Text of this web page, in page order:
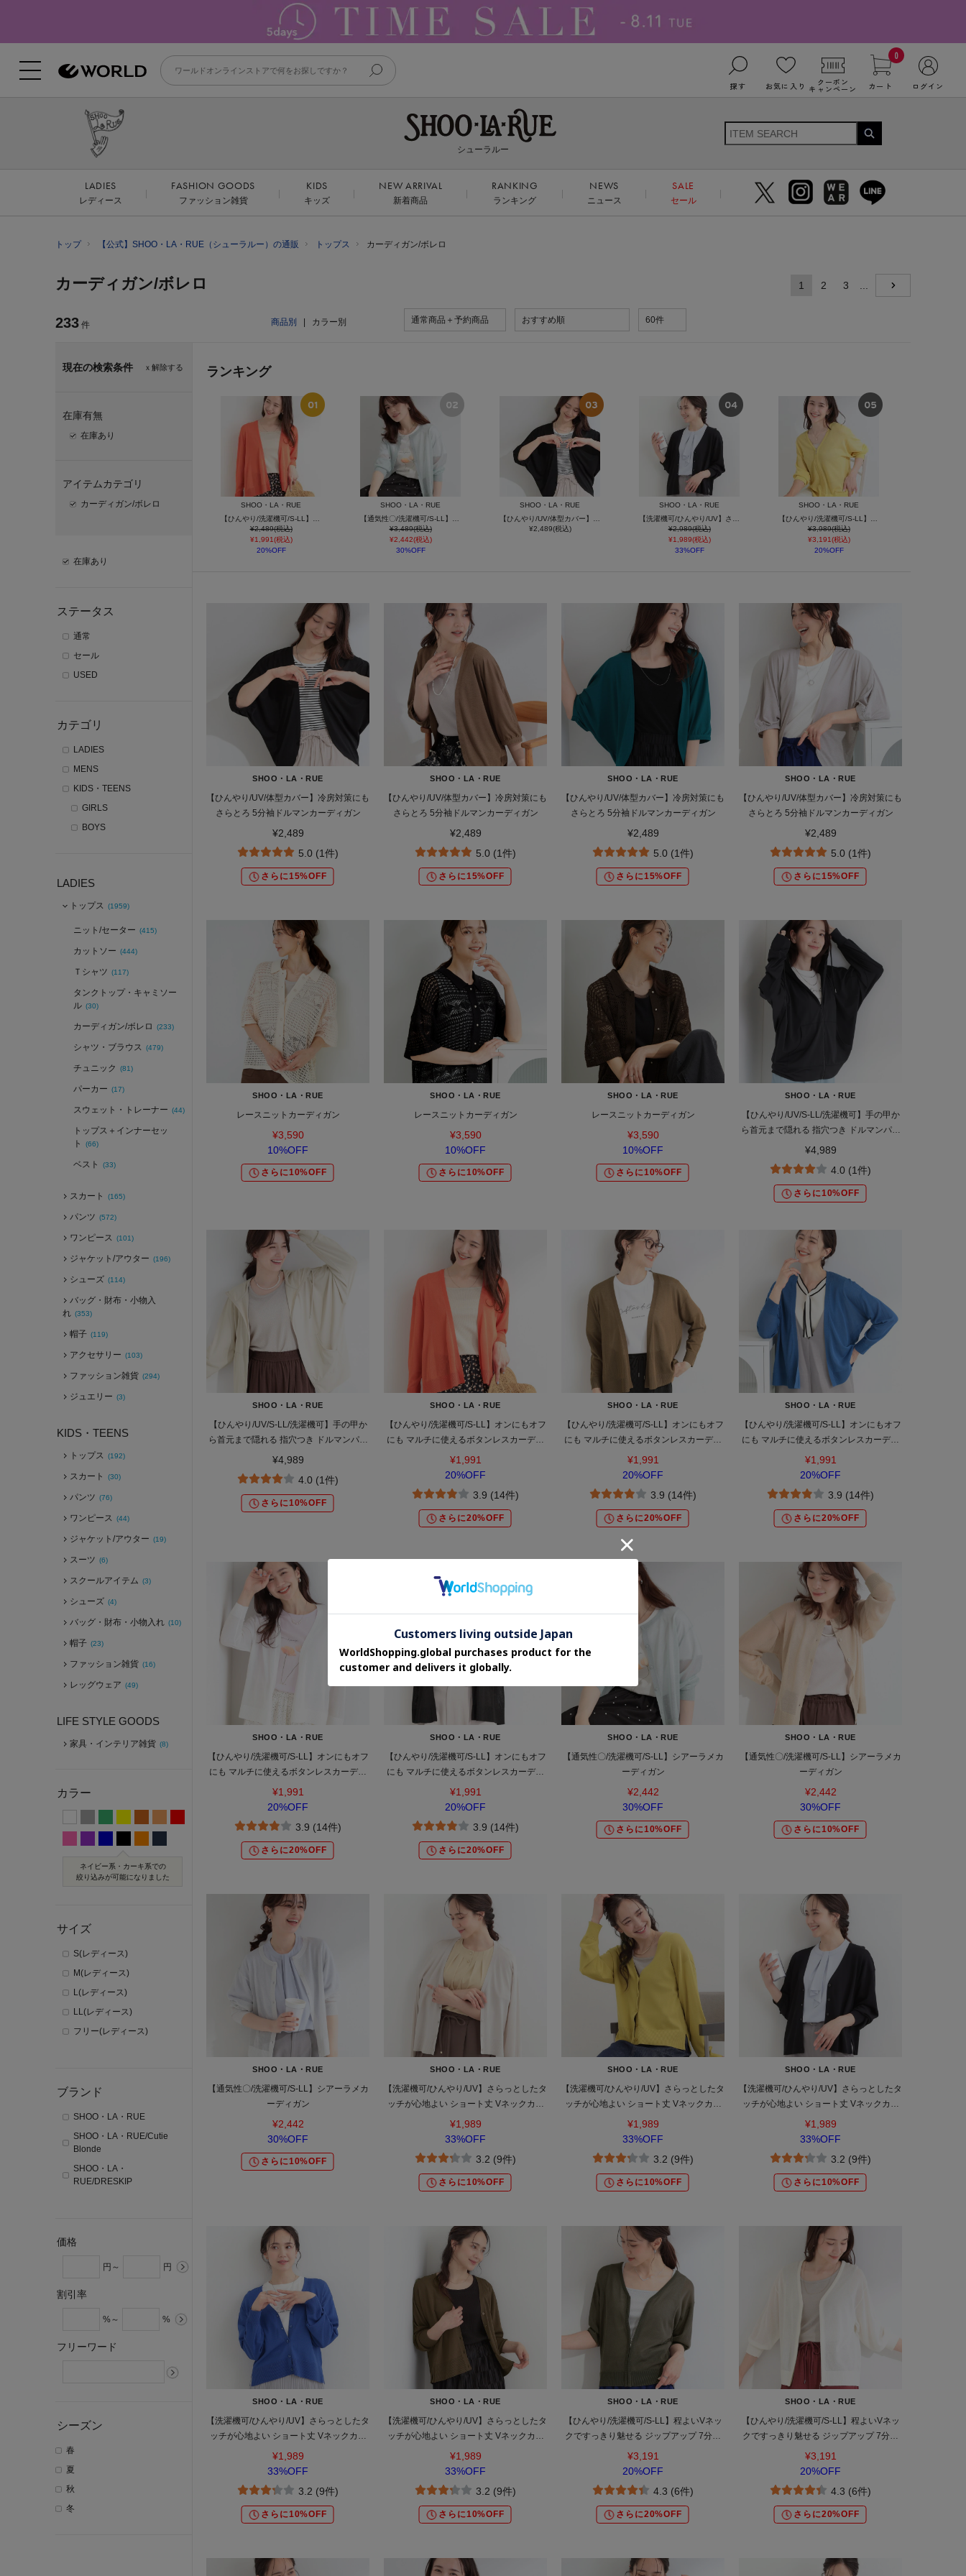
探す お気に入り クーポン
キャンペーン
0
カート ログイン
シューラルー
LADIES
レディース
FASHION GOODS
ファッション雑貨
KIDS
キッズ
NEW ARRIVAL
新着商品
RANKING
ランキング
NEWS
ニュース
SALE
セール
トップ 【公式】SHOO・LA・RUE（シューラルー）の通販 トップス カーディガン/ボレロ
カーディガン/ボレロ
233 件 商品別 カラー別 通常商品＋予約商品 おすすめ順 60件
1 2 3
ｘ解除する
現在の検索条件
在庫有無
在庫あり
アイテムカテゴリ
カーディガン/ボレロ
在庫あり
ステータス
通常
セール
USED
カテゴリ
LADIES
MENS
KIDS・TEENS
GIRLS
BOYS
LADIES
トップス (1959)
ニット/セーター (415)
カットソー (444)
Ｔシャツ (117)
タンクトップ・キャミソー
ル (30)
カーディガン/ボレロ (233)
シャツ・ブラウス (479)
チュニック (81)
パーカー (17)
スウェット・トレーナー (44)
トップス＋インナーセッ
ト
(66)
ベスト (33)
スカート (165)
パンツ (572)
ワンピース (101)
ジャケット/アウター (196)
シューズ (114)
バッグ・財布・小物入
れ (353)
帽子 (119)
アクセサリー (103)
ファッション雑貨 (294)
ジュエリー (3)
KIDS・TEENS
トップス (192)
スカート (30)
パンツ (76)
ワンピース (44)
ジャケット/アウター (19)
スーツ (6)
スクールアイテム (3)
シューズ (4)
バッグ・財布・小物入れ (10)
帽子 (23)
ファッション雑貨 (16)
レッグウェア (49)
LIFE STYLE GOODS
家具・インテリア雑貨 (8)
カラー
ネイビー系・カーキ系での
絞り込みが可能になりました
サイズ
S(レディース)
M(レディース)
L(レディース)
LL(レディース)
フリー(レディース)
ブランド
SHOO・LA・RUE
SHOO・LA・RUE/Cutie
Blonde
SHOO・LA・
RUE/DRESKIP
価格
円～ 円
割引率
%～ %
フリーワード
シーズン
春
夏
秋
冬
ランキング
SHOO・LA・RUE
¥2,489(税込)
¥1,991(税込)
20%OFF
SHOO・LA・RUE
¥3,489(税込)
¥2,442(税込)
30%OFF
SHOO・LA・RUE
¥2,489(税込)
SHOO・LA・RUE
¥2,989(税込)
¥1,989(税込)
33%OFF
SHOO・LA・RUE
¥3,989(税込)
¥3,191(税込)
20%OFF
SHOO・LA・RUE
【ひんやり/UV/体型カバー】冷房対策にも
さらとろ 5分袖ドルマンカーディガン
¥2,489
5.0 (1件)
さらに15%OFF
SHOO・LA・RUE
【ひんやり/UV/体型カバー】冷房対策にも
さらとろ 5分袖ドルマンカーディガン
¥2,489
5.0 (1件)
さらに15%OFF
SHOO・LA・RUE
【ひんやり/UV/体型カバー】冷房対策にも
さらとろ 5分袖ドルマンカーディガン
¥2,489
5.0 (1件)
さらに15%OFF
SHOO・LA・RUE
【ひんやり/UV/体型カバー】冷房対策にも
さらとろ 5分袖ドルマンカーディガン
¥2,489
5.0 (1件)
さらに15%OFF
SHOO・LA・RUE
レースニットカーディガン
¥3,590
10%OFF
さらに10%OFF
SHOO・LA・RUE
レースニットカーディガン
¥3,590
10%OFF
さらに10%OFF
SHOO・LA・RUE
レースニットカーディガン
¥3,590
10%OFF
さらに10%OFF
SHOO・LA・RUE
【ひんやり/UV/S-LL/洗濯機可】手の甲か
ら首元まで隠れる 指穴つき ドルマンパー
カー
¥4,989
4.0 (1件)
さらに10%OFF
SHOO・LA・RUE
【ひんやり/UV/S-LL/洗濯機可】手の甲か
ら首元まで隠れる 指穴つき ドルマンパー
カー
¥4,989
4.0 (1件)
さらに10%OFF
SHOO・LA・RUE
【ひんやり/洗濯機可/S-LL】オンにもオフ
にも マルチに使えるボタンレスカーディ
ガン
¥1,991
20%OFF
3.9 (14件)
さらに20%OFF
SHOO・LA・RUE
【ひんやり/洗濯機可/S-LL】オンにもオフ
にも マルチに使えるボタンレスカーディ
ガン
¥1,991
20%OFF
3.9 (14件)
さらに20%OFF
SHOO・LA・RUE
【ひんやり/洗濯機可/S-LL】オンにもオフ
にも マルチに使えるボタンレスカーディ
ガン
¥1,991
20%OFF
3.9 (14件)
さらに20%OFF
SHOO・LA・RUE
【ひんやり/洗濯機可/S-LL】オンにもオフ
にも マルチに使えるボタンレスカーディ
ガン
¥1,991
20%OFF
3.9 (14件)
さらに20%OFF
SHOO・LA・RUE
【ひんやり/洗濯機可/S-LL】オンにもオフ
にも マルチに使えるボタンレスカーディ
ガン
¥1,991
20%OFF
3.9 (14件)
さらに20%OFF
SHOO・LA・RUE
【通気性〇/洗濯機可/S-LL】シアーラメカ
ーディガン
¥2,442
30%OFF
さらに10%OFF
SHOO・LA・RUE
【通気性〇/洗濯機可/S-LL】シアーラメカ
ーディガン
¥2,442
30%OFF
さらに10%OFF
SHOO・LA・RUE
【通気性〇/洗濯機可/S-LL】シアーラメカ
ーディガン
¥2,442
30%OFF
さらに10%OFF
SHOO・LA・RUE
【洗濯機可/ひんやり/UV】さらっとしたタ
ッチが心地よい ショート丈 Vネックカー
ディガン
¥1,989
33%OFF
3.2 (9件)
さらに10%OFF
SHOO・LA・RUE
【洗濯機可/ひんやり/UV】さらっとしたタ
ッチが心地よい ショート丈 Vネックカー
ディガン
¥1,989
33%OFF
3.2 (9件)
さらに10%OFF
SHOO・LA・RUE
【洗濯機可/ひんやり/UV】さらっとしたタ
ッチが心地よい ショート丈 Vネックカー
ディガン
¥1,989
33%OFF
3.2 (9件)
さらに10%OFF
SHOO・LA・RUE
【洗濯機可/ひんやり/UV】さらっとしたタ
ッチが心地よい ショート丈 Vネックカー
ディガン
¥1,989
33%OFF
3.2 (9件)
さらに10%OFF
SHOO・LA・RUE
【洗濯機可/ひんやり/UV】さらっとしたタ
ッチが心地よい ショート丈 Vネックカー
ディガン
¥1,989
33%OFF
3.2 (9件)
さらに10%OFF
SHOO・LA・RUE
【ひんやり/洗濯機可/S-LL】程よいVネッ
クですっきり魅せる ジップアップ 7分袖
シアーカーディガン
¥3,191
20%OFF
4.3 (6件)
さらに20%OFF
SHOO・LA・RUE
【ひんやり/洗濯機可/S-LL】程よいVネッ
クですっきり魅せる ジップアップ 7分袖
シアーカーディガン
¥3,191
20%OFF
4.3 (6件)
さらに20%OFF